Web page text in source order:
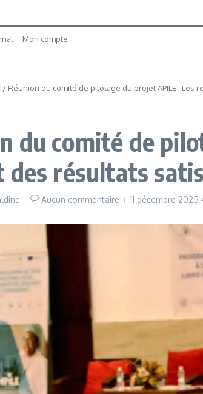
Mon compte
/ Réunion du comité de pilotage du projet APILE :
du comité de
des résultats
Aucun commentaire 11 décembre 2025